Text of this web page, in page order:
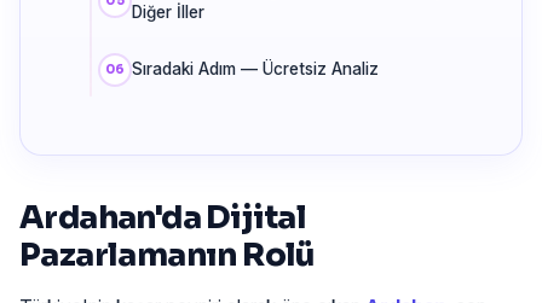
Diğer İller
Sıradaki Adım — Ücretsiz Analiz
Ardahan'da Dijital
Pazarlamanın Rolü